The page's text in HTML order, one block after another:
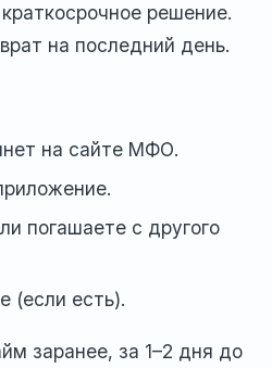
решение.
на последний день.
на сайте МФО.
погашаете с другого
(если есть).
заранее, за 1–2 дня до